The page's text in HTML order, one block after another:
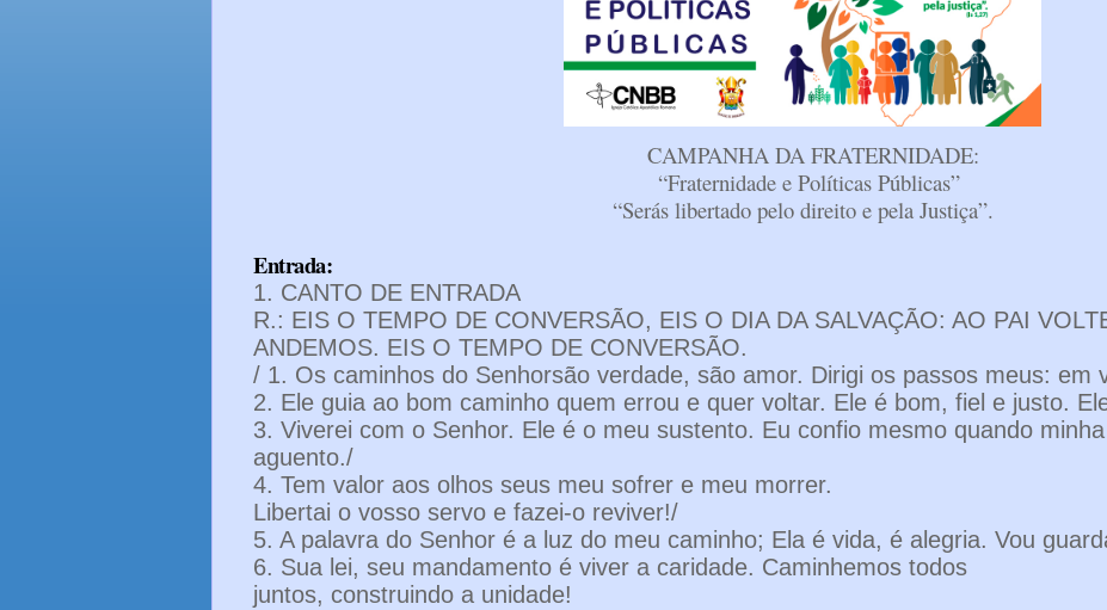
CAMPANHA DA FRATERNIDADE:
“Fraternidade e Políticas Públicas”
“Serás libertado pelo direito e pela Justiça”.
Entrada:
1. CANTO DE ENTRADA
R.: EIS O TEMPO DE CONVERSÃO, EIS O DIA DA SALVAÇÃO: AO PAI
ANDEMOS. EIS O TEMPO DE CONVERSÃO.
/ 1. Os caminhos do Senhorsão verdade, são amor. Dirigi os passos meus: em
2. Ele guia ao bom caminho quem errou e quer voltar. Ele é bom, fiel e justo.
3. Viverei com o Senhor. Ele é o meu sustento. Eu confio mesmo quando
aguento./
4. Tem valor aos olhos seus meu sofrer e meu morrer.
Libertai o vosso servo e fazei-o reviver!/
5. A palavra do Senhor é a luz do meu caminho; Ela é vida, é alegria. Vou
6. Sua lei, seu mandamento é viver a caridade. Caminhemos todos
juntos, construindo a unidade!